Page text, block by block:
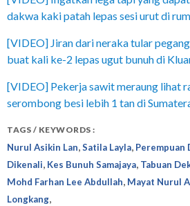
dakwa kaki patah lepas sesi urut di
[VIDEO] Jiran dari neraka tular
buat kali ke-2 lepas ugut bunuh di
[VIDEO] Pekerja sawit meraung lihat
serombong besi lebih 1 tan di
TAGS / KEYWORDS :
Nurul Asikin Lan,Satila Layla, Perempuan
Dikenali, Kes Bunuh Samajaya, Tabuan
Mohd Farhan Lee Abdullah, Mayat Nurul
Longkang,